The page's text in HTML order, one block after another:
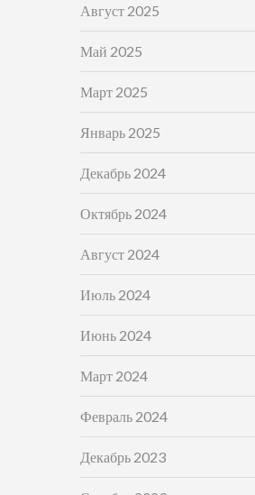
Август 2025
Май 2025
Март 2025
Январь 2025
Декабрь 2024
Октябрь 2024
Август 2024
Июль 2024
Июнь 2024
Март 2024
Февраль 2024
Декабрь 2023